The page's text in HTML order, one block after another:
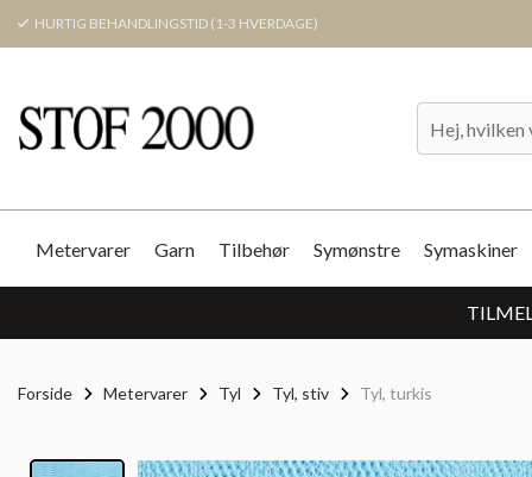
HURTIG BEHANDLINGSTID (1-3 HVERDAGE)
Metervarer Garn Tilbehør Symønstre Symaskiner
Forside Metervarer Tyl Tyl, stiv Tyl, turkis